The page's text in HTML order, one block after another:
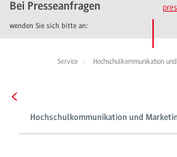
Bei Presseanfragen
wenden Sie sich bitte an:
Service Hochschulkommunikation
Hochschulkommunikation und